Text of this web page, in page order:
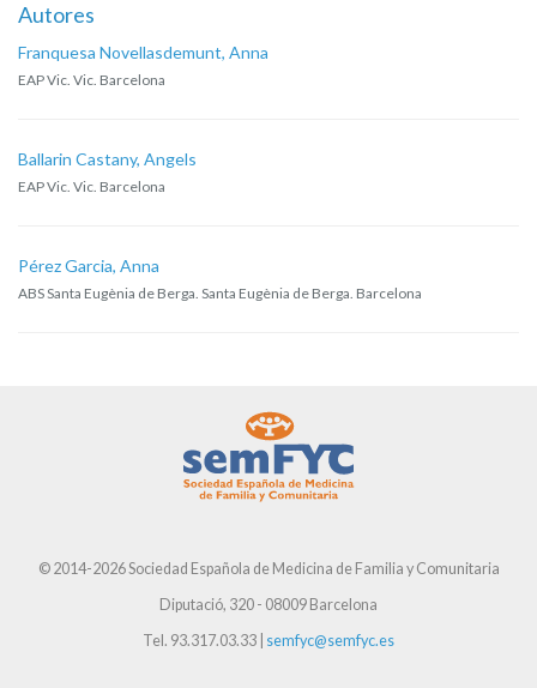
Autores
Franquesa Novellasdemunt, Anna
EAP Vic. Vic. Barcelona
Ballarin Castany, Angels
EAP Vic. Vic. Barcelona
Pérez Garcia, Anna
ABS Santa Eugènia de Berga. Santa Eugènia de Berga. Barcelona
© 2014-2026 Sociedad Española de Medicina de Familia y Comunitaria
Diputació, 320 - 08009 Barcelona
Tel. 93.317.03.33 | semfyc@semfyc.es